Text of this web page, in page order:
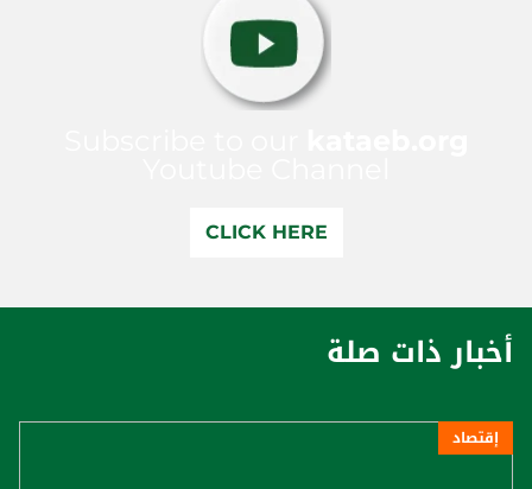
CLICK HERE
أخبار ذات صلة
إقتصاد